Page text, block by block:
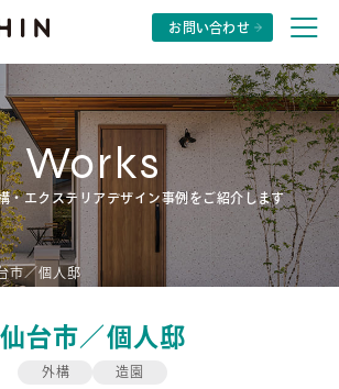
お問い合わせ
Works
・エクステリアデザイン事例をご紹介します
市／個人邸
仙台市／個人邸
外構 造園